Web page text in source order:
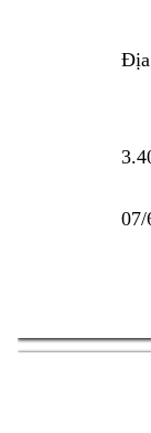
Đị
07/